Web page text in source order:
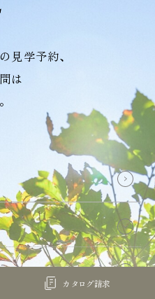
見学予約、
は
カタログ請求